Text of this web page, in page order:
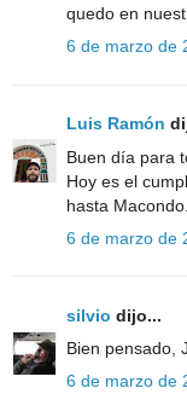
quedo en
6 de marzo de
Luis Ramón
Buen día para
Hoy es el
hasta Macondo.
6 de marzo de
silvio dijo...
Bien pensado,
6 de marzo de